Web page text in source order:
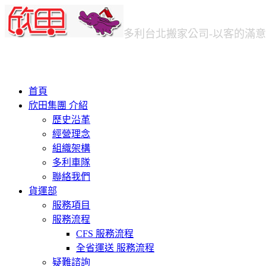
多利台北搬家公司 -以客的滿
首頁
欣田集團 介紹
歷史沿革
經營理念
組織架構
多利車隊
聯絡我們
貨運部
服務項目
服務流程
CFS 服務流程
全省運送 服務流程
疑難諮詢